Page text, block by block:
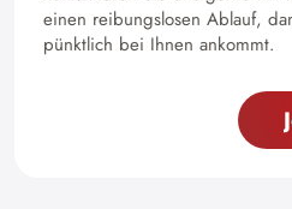
einen reibungslosen Ablauf,
pünktlich bei Ihnen ankommt.